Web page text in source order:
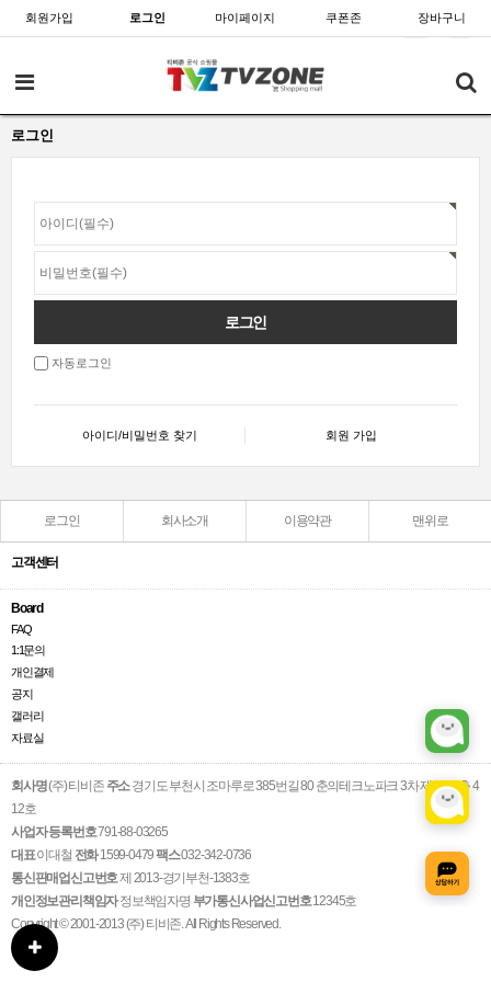
회원가입 로그인 마이페이지 쿠폰존 장바구니
로그인
자동로그인
아이디/비밀번호 찾기 회원 가입
로그인 회사소개 이용약관 맨위로
고객센터
Board
FAQ
1:1문의
개인결제
공지
갤러리
자료실
회사명(주) 티비존 주소경기도 부천시 조마루로 385번길 80 춘의테크노파크 3차 제1동 4층 4
12호
사업자 등록번호791-88-03265
대표이대철 전화1599-0479팩스032-342-0736
통신판매업신고번호제 2013-경기부천-1383호
개인정보관리책임자정보책임자명 부가통신사업신고번호12345호
Copyright © 2001-2013 (주) 티비존. All Rights Reserved.